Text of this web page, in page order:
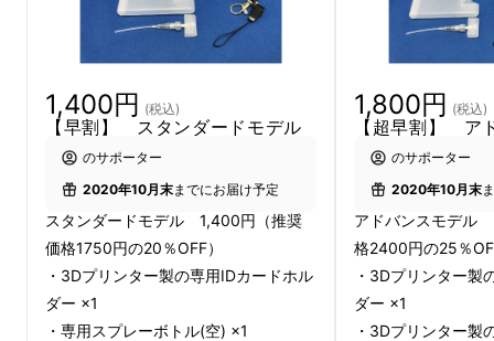
プロジェクト詳細
トル」を組み込み、必要なときにすぐに手や物
にアルコールを噴射することが出来る製品で
す。
もともと、弊社の事業協力者である"ぶんじカ
ンパニー"BUNJIさんが、オフィスでドアを開
けた後、すぐにその手を洗浄するために作った
ものでした。最初はBUNJIさんが個人的に使用
1,400円 (税込)
【早割】 スタンダードモデル
のサポーター
2020年10月末までにお届け予定
スタンダードモデル 1,400円（推奨
価格1750円の20％OFF）
・3Dプリンター製の専用IDカードホル
ダー ×1
・専用スプレーボトル(空) ×1
1,800円 (税込)
【超早割】 ア
のサポーター
2020年10月末
アドバンスモデル
格2400円の25％
・3Dプリンター製
ダー ×1
・3Dプリンター製